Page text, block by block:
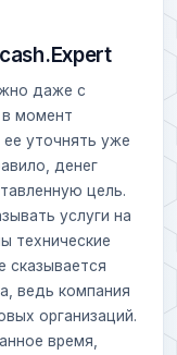
даже с
момент
уточнять уже
денег
цель.
услуги на
технические
сказывается
ведь компания
организаций.
время,